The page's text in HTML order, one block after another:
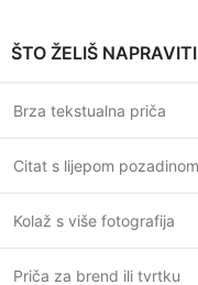
ŠTO ŽELIŠ NAPRAVITI
Brza tekstualna priča
Citat s lijepom pozadinom
Kolaž s više fotografija
Priča za brend ili tvrtku